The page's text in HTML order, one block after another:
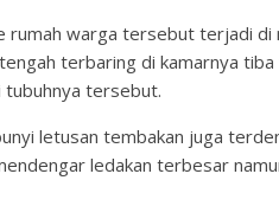
rumah warga tersebut terjadi
terbaring di kamarnya
tubuhnya tersebut.
letusan tembakan juga
ledakan terbesar